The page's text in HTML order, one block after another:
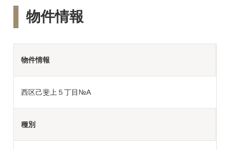
物件情報
物件情報
西区己斐上５丁目№A
種別